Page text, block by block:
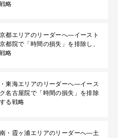
略
京都エリアのリーダーへ—イースト
都院で「時間の損失」を排除し、
略
・東海エリアのリーダーへ—イース
名古屋院で「時間の損失」を排除
る戦略
南・霞ヶ浦エリアのリーダーへ—土